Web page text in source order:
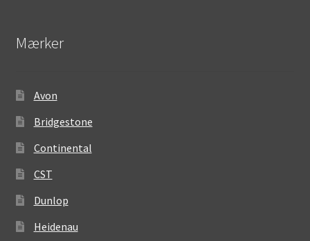
Mærker
Avon
Bridgestone
Continental
CST
Dunlop
Heidenau